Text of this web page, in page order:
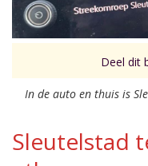
Deel dit
In de auto en thuis is
Sleutelstad